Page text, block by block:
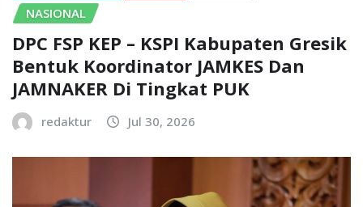
NASIONAL
DPC FSP KEP – KSPI Kabupaten Gresik
Bentuk Koordinator JAMKES Dan
JAMNAKER Di Tingkat PUK
redaktur Jul 30, 2026